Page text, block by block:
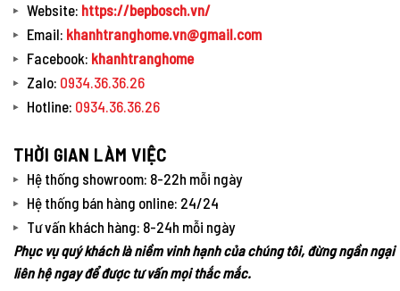
Website: https://bepbosch.vn/
Email: khanhtranghome.vn@gmail.com
Facebook: khanhtranghome
Zalo: 0934.36.36.26
Hotline: 0934.36.36.26
THỜI GIAN LÀM VIỆC
Hệ thống showroom: 8-22h mỗi ngày
Hệ thống bán hàng online: 24/24
Tư vấn khách hàng: 8-24h mỗi ngày
Phục vụ quý khách là niềm vinh hạnh của chúng tôi, đừng ngần ngại
liên hệ ngay để được tư vấn mọi thắc mắc.